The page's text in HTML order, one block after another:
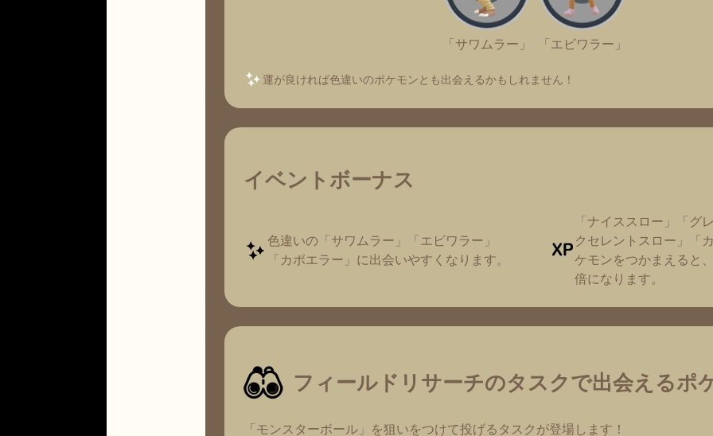
「サワムラー」 「エビワラー」
運が良ければ色違いのポケモンとも出会えるかもしれません！
イベントボーナス
色違いの「サワムラー」「エビワラー」
「カポエラー」に出会いやすくなります。
「ナイススロー」「グ
クセレントスロー」「
ケモンをつかまえると
倍になります。
フィールドリサーチのタスクで出会えるポ
「モンスターボール」を狙いをつけて投げるタスクが登場します！